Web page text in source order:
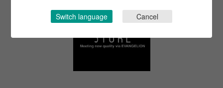
Switch language Cancel